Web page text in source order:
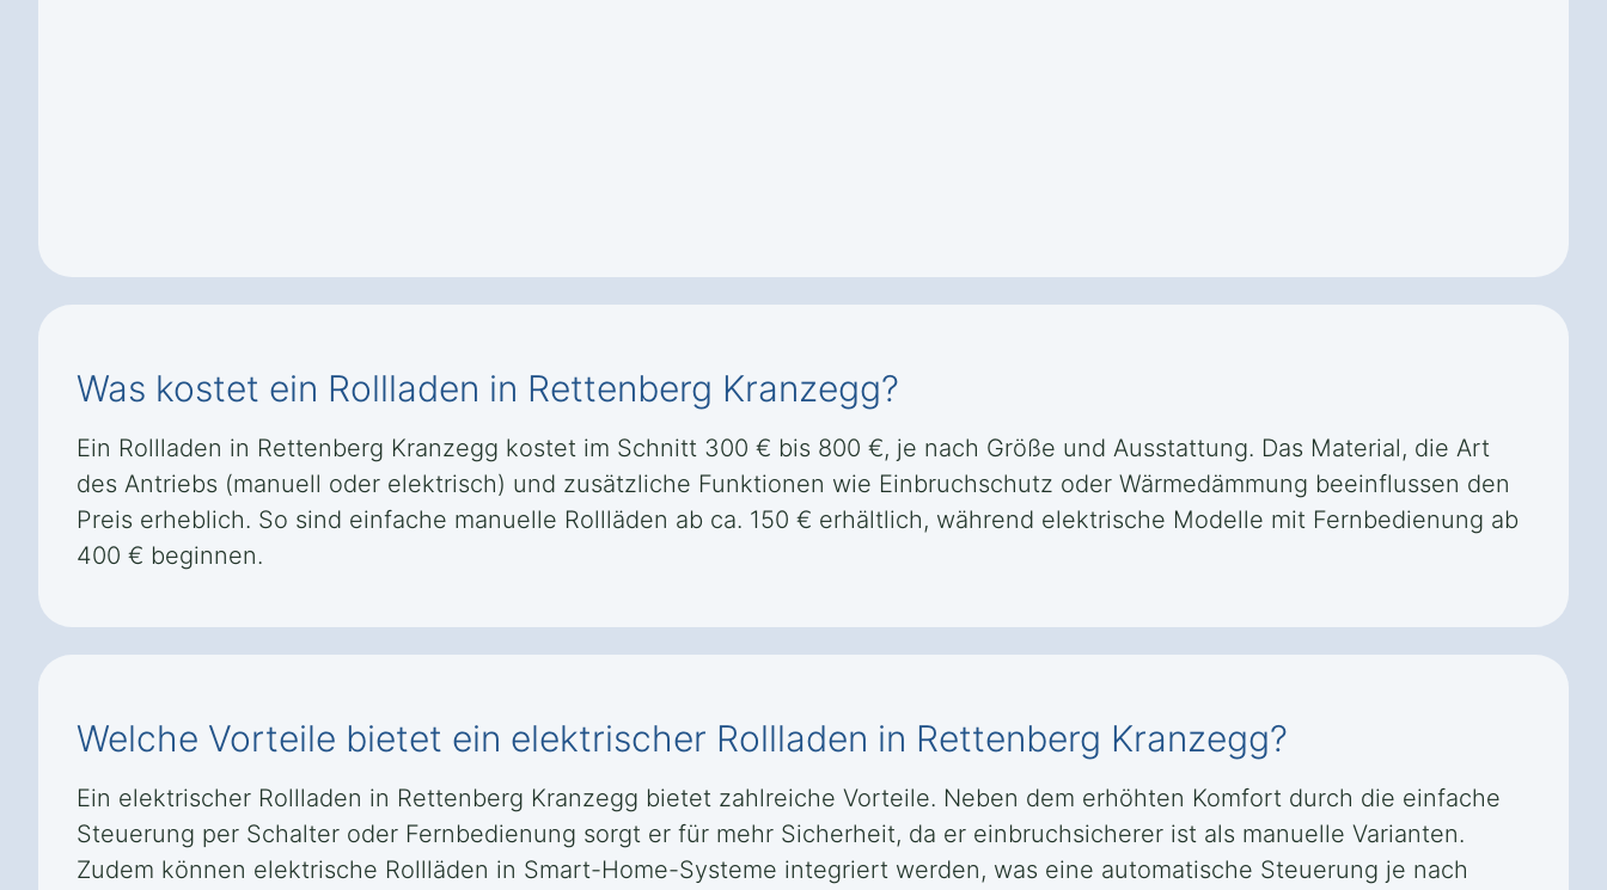
Was kostet ein Rollladen in Rettenberg Kranzegg?
Ein Rollladen in Rettenberg Kranzegg kostet im Schnitt 300 € bis 800 €, je nach Größe und Ausstattung. Das Material, die Art
des Antriebs (manuell oder elektrisch) und zusätzliche Funktionen wie Einbruchschutz oder Wärmedämmung beeinflussen den
Preis erheblich. So sind einfache manuelle Rollläden ab ca. 150 € erhältlich, während elektrische Modelle mit Fernbedienung ab
400 € beginnen.
Welche Vorteile bietet ein elektrischer Rollladen in Rettenberg Kranzegg?
Ein elektrischer Rollladen in Rettenberg Kranzegg bietet zahlreiche Vorteile. Neben dem erhöhten Komfort durch die einfache
Steuerung per Schalter oder Fernbedienung sorgt er für mehr Sicherheit, da er einbruchsicherer ist als manuelle Varianten.
Zudem können elektrische Rollläden in Smart-Home-Systeme integriert werden, was eine automatische Steuerung je nach